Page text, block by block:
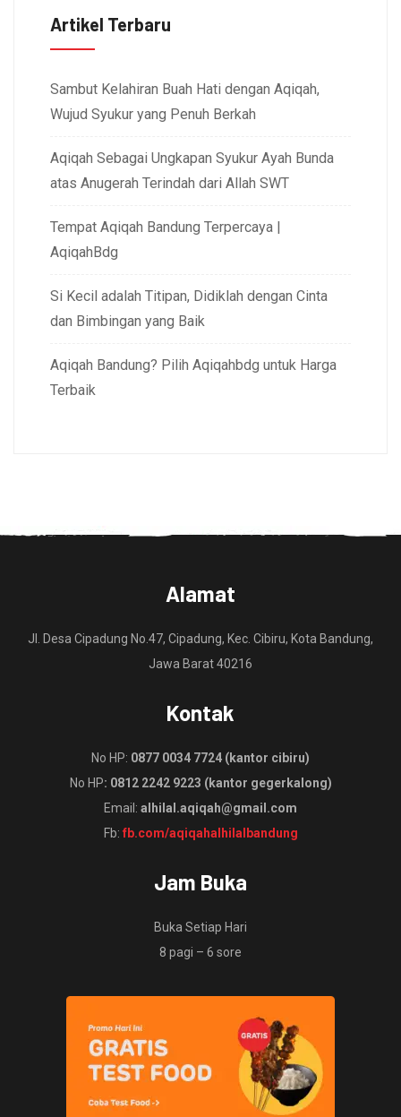
Artikel Terbaru
Sambut Kelahiran Buah Hati dengan Aqiqah,
Wujud Syukur yang Penuh Berkah
Aqiqah Sebagai Ungkapan Syukur Ayah Bunda
atas Anugerah Terindah dari Allah SWT
Tempat Aqiqah Bandung Terpercaya |
AqiqahBdg
Si Kecil adalah Titipan, Didiklah dengan Cinta
dan Bimbingan yang Baik
Aqiqah Bandung? Pilih Aqiqahbdg untuk Harga
Terbaik
Alamat
Jl. Desa Cipadung No.47, Cipadung, Kec. Cibiru, Kota Bandung,
Jawa Barat 40216
Kontak
No HP: 0877 0034 7724 (kantor cibiru)
No HP: 0812 2242 9223 (kantor gegerkalong)
Email: alhilal.aqiqah@gmail.com
Fb: fb.com/aqiqahalhilalbandung
Jam Buka
Buka Setiap Hari
8 pagi – 6 sore